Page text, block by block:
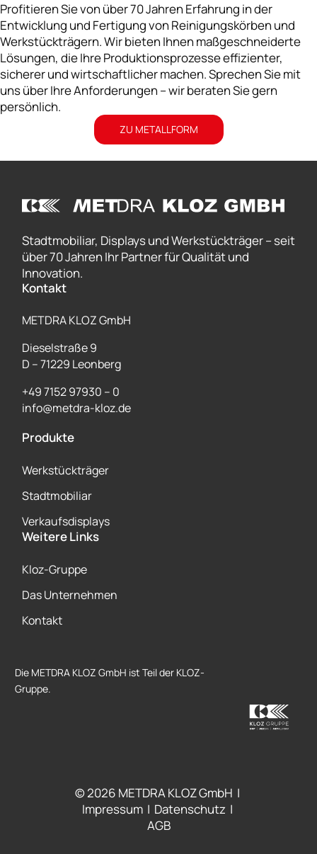
Profitieren Sie von über 70 Jahren Erfahrung in der
Entwicklung und Fertigung von Reinigungskörben und
Werkstückträgern. Wir bieten Ihnen maßgeschneiderte
Lösungen, die Ihre Produktionsprozesse effizienter,
sicherer und wirtschaftlicher machen. Sprechen Sie mit
uns über Ihre Anforderungen – wir beraten Sie gern
persönlich.
ZU METALLFORM
Stadtmobiliar, Displays und Werkstückträger – seit
über 70 Jahren Ihr Partner für Qualität und
Innovation.
Kontakt
METDRA KLOZ GmbH
Dieselstraße 9
D – 71229 Leonberg
+49 7152 97930 – 0
info@metdra-kloz.de
Weitere Links
Kloz-Gruppe
Das Unternehmen
Kontakt
Produkte
Werkstückträger
Stadtmobiliar
Verkaufsdisplays
Die METDRA KLOZ GmbH ist Teil der KLOZ-
Gruppe.
© 2026 METDRA KLOZ GmbH |
Impressum | Datenschutz |
AGB
Dieselstraße 9
D – 71229 Leonberg
+49 7152 97930 – 0